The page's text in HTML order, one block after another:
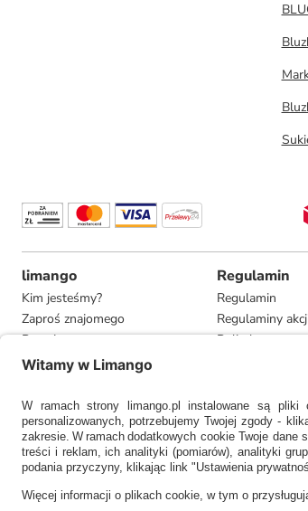
limango
Kim jesteśmy?
Zaproś znajomego
Pracuj u nas
Informacje dla prasy
Regulamin
Regulamin
Regulaminy
Polityka